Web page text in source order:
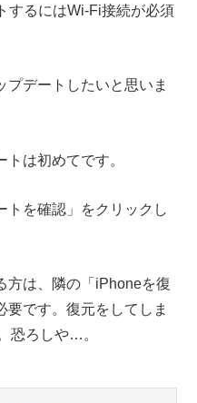
するにはWi-Fi接続が必須
プデートしたいと思いま
は初めてです。
トを確認」をクリックし
は、隣の「iPhoneを復
要です。復元をしてしま
恐ろしや…。